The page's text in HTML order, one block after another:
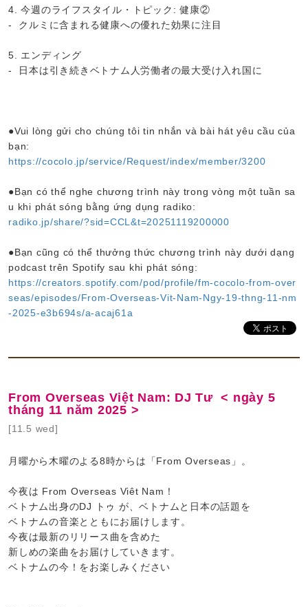
4. 今週のライフスタイル・トピック: 健康②
- クルミに含まれる健康への優れた効果に注目
5. エンディング
- 日本は引き続きベトナム人労働者の最大受け入れ国に
●Vui lòng gửi cho chúng tôi tin nhắn và bài hát yêu cầu của
bạn:
https://cocolo.jp/service/Request/index/member/3200
●Bạn có thể nghe chương trình này trong vòng một tuần sa
u khi phát sóng bằng ứng dụng radiko:
radiko.jp/share/?sid=CCL&t=20251119200000
●Bạn cũng có thể thưởng thức chương trình này dưới dạng
podcast trên Spotify sau khi phát sóng:
https://creators.spotify.com/pod/profile/fm-cocolo-from-over
seas/episodes/From-Overseas-Vit-Nam-Ngy-19-thng-11-nm
-2025-e3b694s/a-acaj61a
From Overseas Việt Nam: DJ Tư < ngày 5
tháng 11 năm 2025 >
[11.5 wed]
月曜から木曜のよる8時からは「From Overseas」。
今夜は From Overseas Viêt Nam！
ベトナム出身のDJ トゥ が、ベトナムと日本の話題を
ベトナムの音楽とともにお届けします。
今夜は最新のリリース曲を含めた
新しめの楽曲をお届けしていきます。
ベトナムの今！をお楽しみください